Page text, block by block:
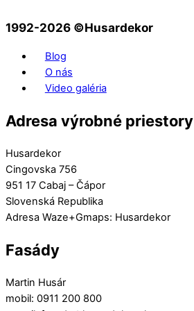
1992-2026 ©️Husardekor
Blog
O nás
Video galéria
Adresa výrobné priestory
Husardekor
Cingovska 756
951 17 Cabaj – Čápor
Slovenská Republika
Adresa Waze+Gmaps: Husardekor
Fasády
Martin Husár
mobil: 0911 200 800